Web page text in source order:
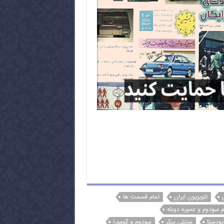
تلویزیون ایران
تمام قسمت ها
سودوم و عموره دوبله